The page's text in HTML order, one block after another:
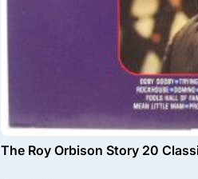
The Roy Orbison Story 20